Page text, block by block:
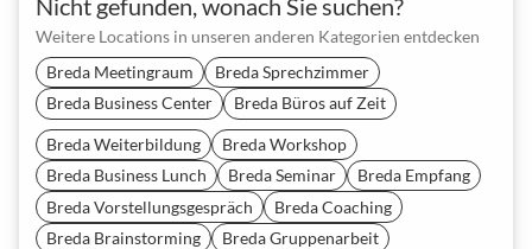
Nicht gefunden, wonach Sie suchen?
Weitere Locations in unseren anderen Kategorien entdecken
Breda Meetingraum
Breda Sprechzimmer
Breda Business Center
Breda Büros auf Zeit
Breda Weiterbildung
Breda Workshop
Breda Business Lunch
Breda Seminar
Breda Empfang
Breda Vorstellungsgespräch
Breda Coaching
Breda Brainstorming
Breda Gruppenarbeit